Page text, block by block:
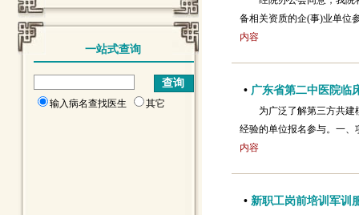
一站式查询
输入病名查找医生 其它
备相关资质的企(事)业单位
内容
• 广东省第二中医院临
为广泛了解第三方共
经验的单位报名参与。一
内容
• 新职工岗前培训军训